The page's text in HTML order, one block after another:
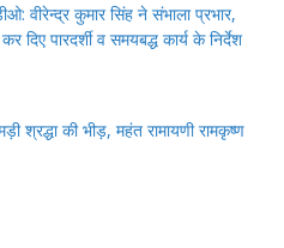
वीरेन्द्र कुमार सिंह ने संभाला प्रभार,
दिए पारदर्शी व समयबद्ध कार्य के निर्देश
श्रद्धा की भीड़, महंत रामायणी रामकृष्ण